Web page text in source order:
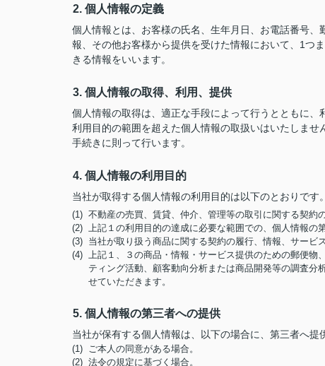
2. 個人情報の定義
個人情報とは、お客様の氏名、生年月日、お電話番号
報、その他お客様から提供を受けた情報において、1つ
きる情報をいいます。
3. 個人情報の取得、利用、提供
個人情報の取得は、適正な手段によって行うとともに
利用目的の範囲を超えた個人情報の取扱いはいたしま
手続きに則って行います。
4. 個人情報の利用目的
当社が取得する個人情報の利用目的は以下のとおりです。
(1) 不動産の売買、賃貸、仲介、管理等の取引に関する契約
(2) 上記１の利用目的の達成に必要な範囲での、個人情報の
(3) 当社が取り扱う商品に関する契約の履行、情報、サービス
(4) 上記１、３の商品・情報・サービス提供のための郵便物
ティング活動、顧客動向分析または商品開発等の調査分
せていただきます。
5. 個人情報の第三者への提供
当社が保有する個人情報は、以下の場合に、第三者へ提
(1) ご本人の同意がある場合。
(2) 法令の規定に基づく場合。